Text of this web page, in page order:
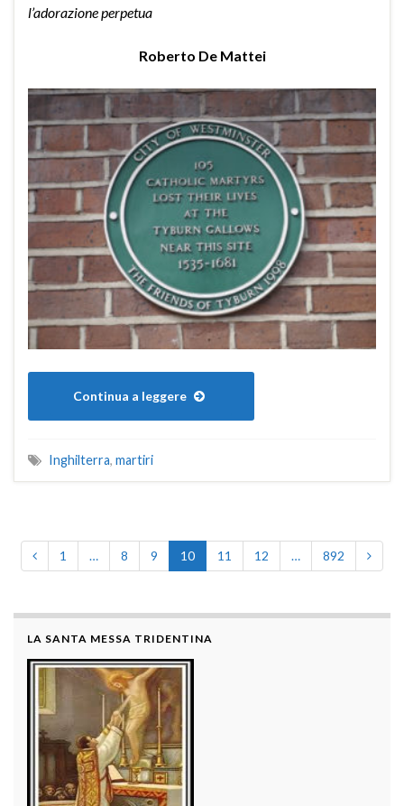
l’adorazione perpetua
Roberto De Mattei
Continua a leggere
Inghilterra, martiri
1 … 8 9 10 11 12 … 892
LA SANTA MESSA TRIDENTINA